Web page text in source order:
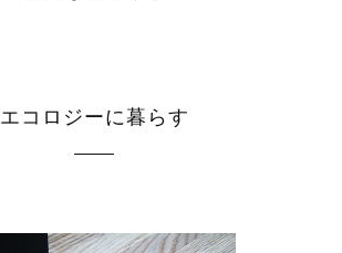
エコロジーに暮らす